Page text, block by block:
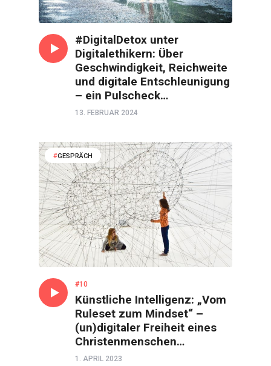
#DigitalDetox unter
Digitalethikern: Über
Geschwindigkeit, Reichweite
und digitale Entschleunigung
– ein Pulscheck…
13. FEBRUAR 2024
GESPRÄCH
#10
Künstliche Intelligenz: „Vom
Ruleset zum Mindset“ –
(un)digitaler Freiheit eines
Christenmenschen…
1. APRIL 2023